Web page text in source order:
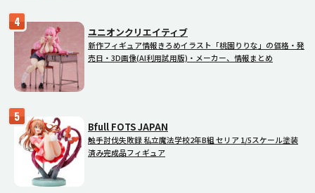
ユニオンクリエイティブ
新作フィギュア情報きろめイラスト「桃園りりな」の価格・発
売日・3D画像(AI利用試用版)・メーカー、情報まとめ
Bfull FOTS JAPAN
触手討伐失敗録 私立魔法学校2年B組 セリア 1/5スケール塗装
済み完成品フィギュア